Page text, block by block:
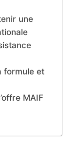
une
formule et
MAIF